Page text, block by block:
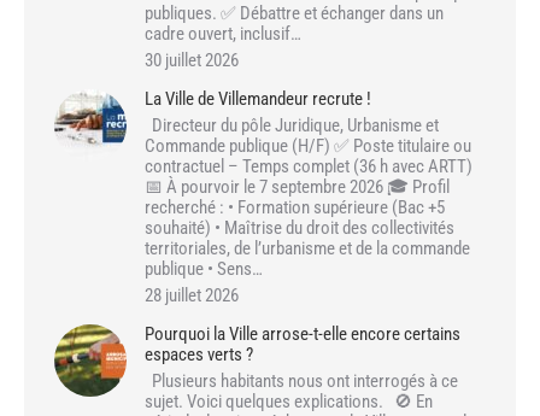
publiques. ✅ Débattre et échanger dans un
cadre ouvert, inclusif…
30 juillet 2026
La Ville de Villemandeur recrute !
Directeur du pôle Juridique, Urbanisme et
Commande publique (H/F) ✅ Poste titulaire ou
contractuel – Temps complet (36 h avec ARTT)
📅 À pourvoir le 7 septembre 2026 🎓 Profil
recherché : • Formation supérieure (Bac +5
souhaité) • Maîtrise du droit des collectivités
territoriales, de l’urbanisme et de la commande
publique • Sens…
28 juillet 2026
Pourquoi la Ville arrose-t-elle encore certains
espaces verts ?
Plusieurs habitants nous ont interrogés à ce
sujet. Voici quelques explications. 🚫 En